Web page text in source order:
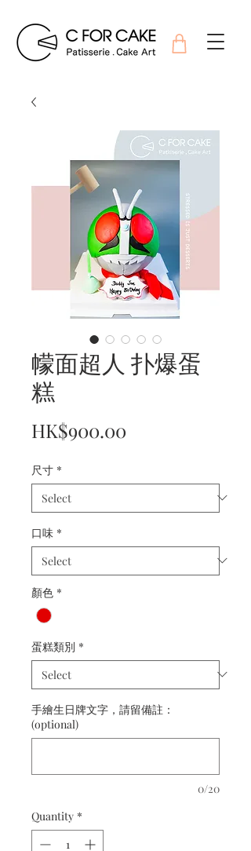
幪面超人 扑爆蛋
糕
HK$900.00
尺寸 *
口味 *
顏色 *
蛋糕類別 *
手繪生日牌文字，請留備註：
(optional)
0/20
Quantity *